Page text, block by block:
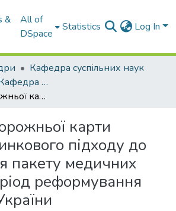
&
All of
DSpace
Statistics Log In
Кафедра суспільних наук
Наукові праці. Кафедра суспільних наук
Розробка дорожньої карти загально-ринкового підходу до формування пакету медичних послуг у період реформування економіки України
карти
підходу до
пакету медичних
реформування